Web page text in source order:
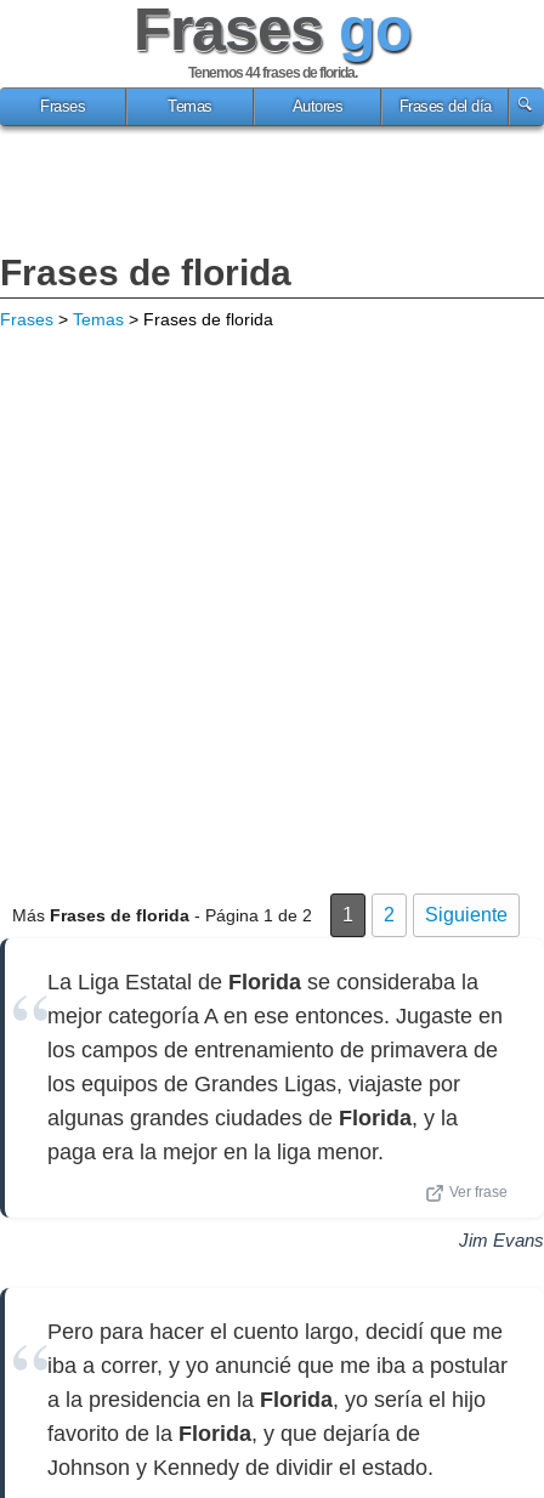
Frases go
Tenemos 44frases de florida.
Frases
Temas Autores Frases del día
Frases de florida
Frases > Temas > Frases de florida
Más Frases de florida - Página 1 de 2 1 2 Siguiente
La Liga Estatal de Florida se consideraba la
mejor categoría A en ese entonces. Jugaste en
los campos de entrenamiento de primavera de
los equipos de Grandes Ligas, viajaste por
algunas grandes ciudades de Florida, y la
paga era la mejor en la liga menor.
Ver frase
Jim Evans
Pero para hacer el cuento largo, decidí que me
iba a correr, y yo anuncié que me iba a postular
a la presidencia en la Florida, yo sería el hijo
favorito de la Florida, y que dejaría de
Johnson y Kennedy de dividir el estado.